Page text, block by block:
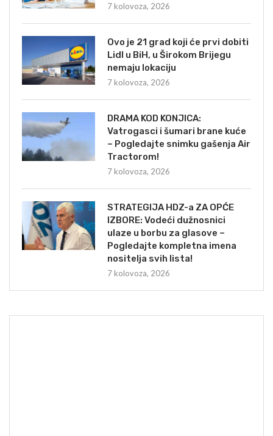
7 kolovoza, 2026
Ovo je 21 grad koji će prvi dobiti
Lidl u BiH, u Širokom Brijegu
nemaju lokaciju
7 kolovoza, 2026
DRAMA KOD KONJICA:
Vatrogasci i šumari brane kuće
– Pogledajte snimku gašenja Air
Tractorom!
7 kolovoza, 2026
STRATEGIJA HDZ-a ZA OPĆE
IZBORE: Vodeći dužnosnici
ulaze u borbu za glasove –
Pogledajte kompletna imena
nositelja svih lista!
7 kolovoza, 2026